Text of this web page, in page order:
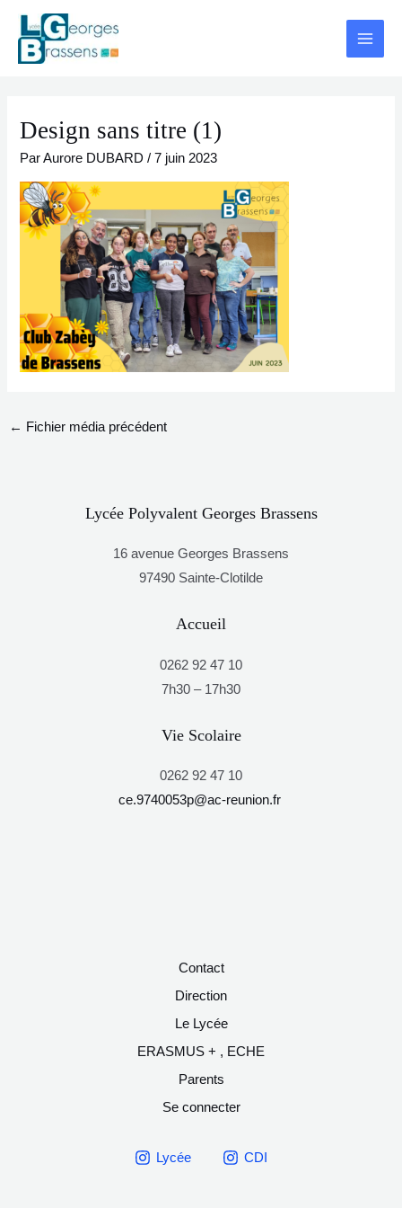
Aller
contenu
Main
Menu
Design sans titre (1)
ParAurore DUBARD/7 juin 2023
Navigation
des
articles
← Fichier média précédent
Lycée Polyvalent Georges Brassens
16 avenue Georges Brassens
97490 Sainte-Clotilde
Accueil
0262 92 47 10
7h30 – 17h30
Vie Scolaire
0262 92 47 10
ce.9740053p@ac-reunion.fr
Contact
Direction
Le Lycée
ERASMUS + , ECHE
Parents
Se connecter
Lycée CDI